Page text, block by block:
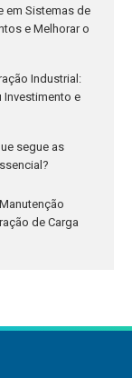
em Sistemas de
e Melhorar o
Industrial:
Investimento e
segue as
de Carga